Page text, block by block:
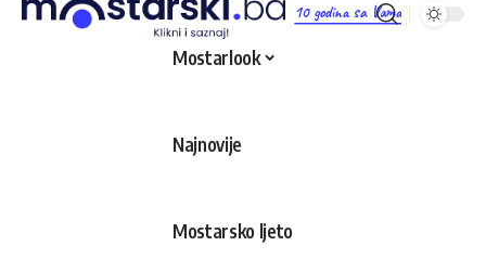
10 godina sa Vama
Mostarlook
Najnovije
Mostarsko ljeto